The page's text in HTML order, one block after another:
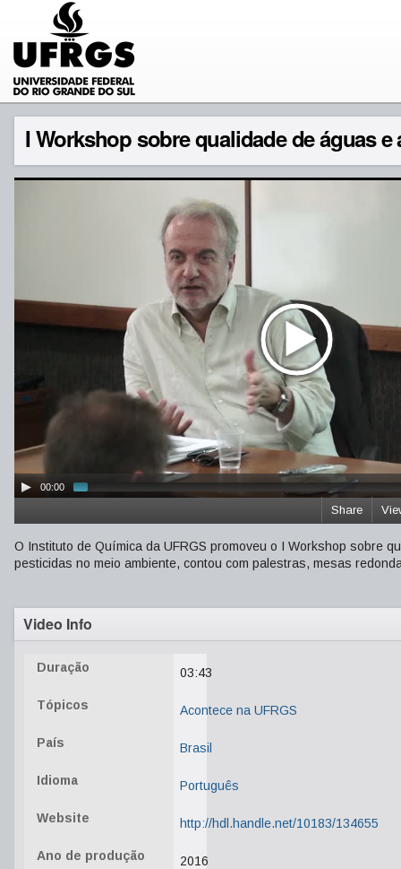
I Workshop sobre qualidade de águas e
00:00
Share
O Instituto de Química da UFRGS promoveu o I Workshop sobre
pesticidas no meio ambiente, contou com palestras, mesas
Video Info
Duração 03:43
Tópicos Acontece na UFRGS
País Brasil
Idioma Português
Website http://hdl.handle.net/10183/134655
Ano de produção 2016